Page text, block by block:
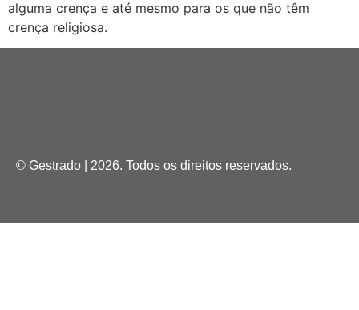
alguma crença e até mesmo para os que não têm
crença religiosa.
© Gestrado | 2026. Todos os direitos reservados.